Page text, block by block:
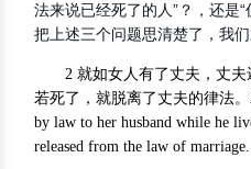
法来说已经死了的人”？，还是
把上述三个问题思清楚了，我
2 就如女人有了丈夫，丈
若死了，就脱离了丈夫的律法。
by law to her husband while he
released from the law of marriage.